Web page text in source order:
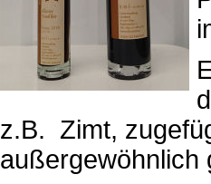
z.B. Zimt,
außergewöhnlich